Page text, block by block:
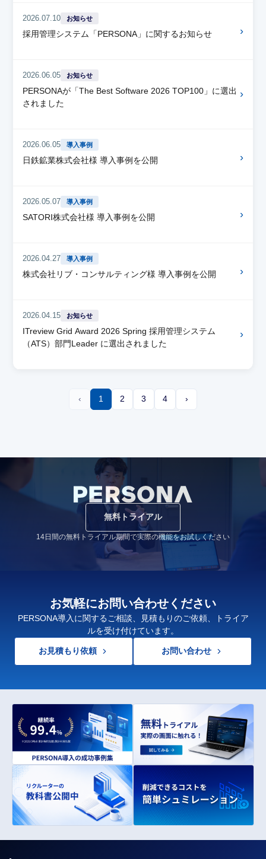
2026.07.10 お知らせ
採用管理システム「PERSONA」に関するお知らせ ›
2026.06.05 お知らせ
PERSONAが「The Best Software 2026 TOP100」に選出
されました
›
2026.06.05 導入事例
日鉄鉱業株式会社様 導入事例を公開 ›
2026.05.07 導入事例
SATORI株式会社様 導入事例を公開 ›
2026.04.27 導入事例
株式会社リブ・コンサルティング様 導入事例を公開 ›
2026.04.15 お知らせ
ITreview Grid Award 2026 Spring 採用管理システム
（ATS）部門Leader に選出されました
›
‹ 1 2 3 4 ›
無料トライアル
14日間の無料トライアル期間で実際の機能をお試しください
お気軽にお問い合わせください
PERSONA導入に関するご相談、見積もりのご依頼、トライア
ルを受け付けています。
お見積もり依頼 お問い合わせ